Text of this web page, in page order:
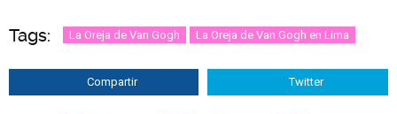
Tags: La Oreja de Van Gogh La Oreja de Van Gogh en Lima
Compartir Twitter